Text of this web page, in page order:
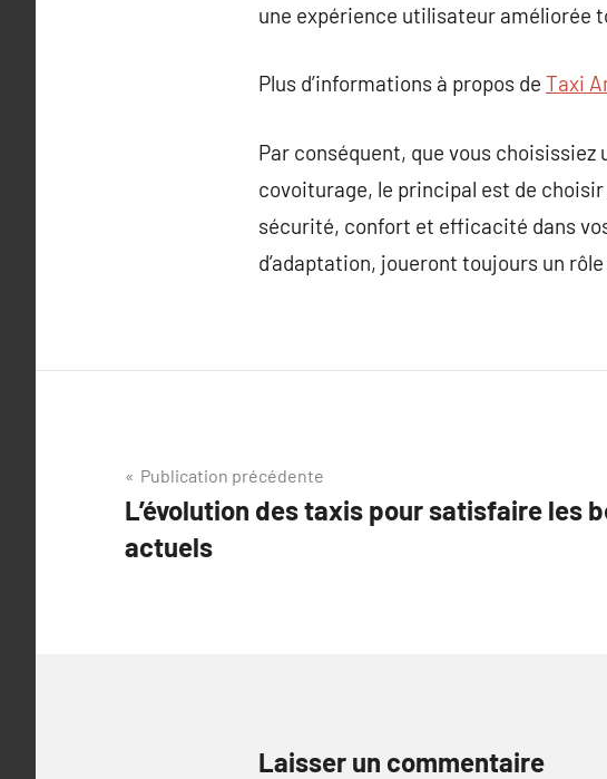
une expérience utilisateur améliorée
Plus d’informations à propos de Taxi
Par conséquent, que vous
covoiturage, le principal est de
sécurité, confort et efficacité dans
d’adaptation, joueront toujours un
Navigation
de
l’article
Publication précédente
L’évolution des taxis pour satisfaire les
actuels
Laisser un commentaire